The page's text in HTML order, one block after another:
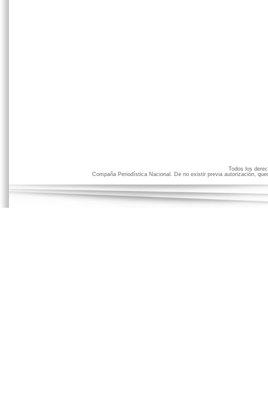
Todos los
Compaña Periodística Nacional. De no existir previa autorización,